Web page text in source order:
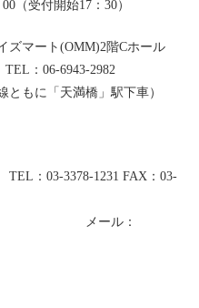
（受付開始17：30）
ズマート(OMM)2階Cホール
06-6943-2982
に「天満橋」駅下車）
：03-3378-1231 FAX：03-
：